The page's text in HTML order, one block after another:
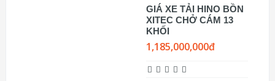
GIÁ XE TẢI HINO BỒN
XITEC CHỞ CÁM 13
KHỐI
1,185,000,000đ